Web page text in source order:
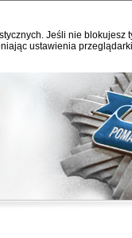
Jeśli nie blokujesz
ustawienia